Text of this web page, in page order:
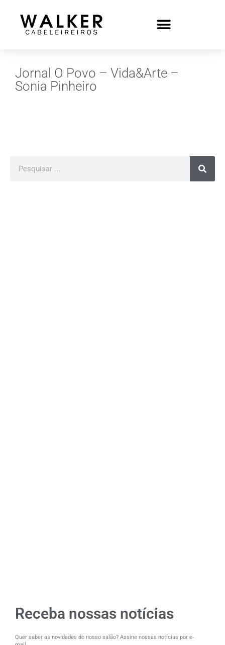
Jornal O Povo – Vida&Arte –
Sonia Pinheiro
Receba nossas notícias
Quer saber as novidades do nosso salão? Assine nossas notícias por e-